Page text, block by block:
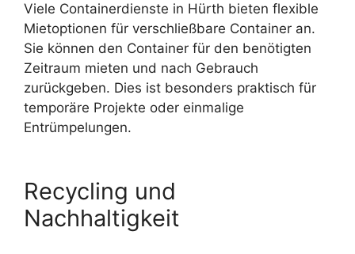
Viele Containerdienste in Hürth bieten flexible
Mietoptionen für verschließbare Container an.
Sie können den Container für den benötigten
Zeitraum mieten und nach Gebrauch
zurückgeben. Dies ist besonders praktisch für
temporäre Projekte oder einmalige
Entrümpelungen.
Recycling und
Nachhaltigkeit